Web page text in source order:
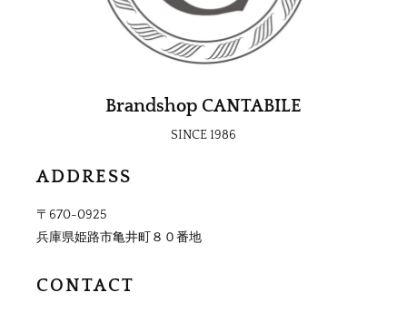
Brandshop CANTABILE
SINCE 1986
ADDRESS
〒670-0925
兵庫県姫路市亀井町８０番地
CONTACT